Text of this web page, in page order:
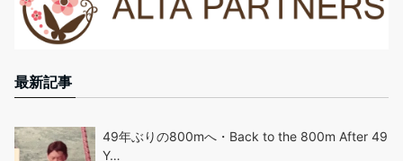
最新記事
49年ぶりの800mへ・Back to the 800m After 49
Y…